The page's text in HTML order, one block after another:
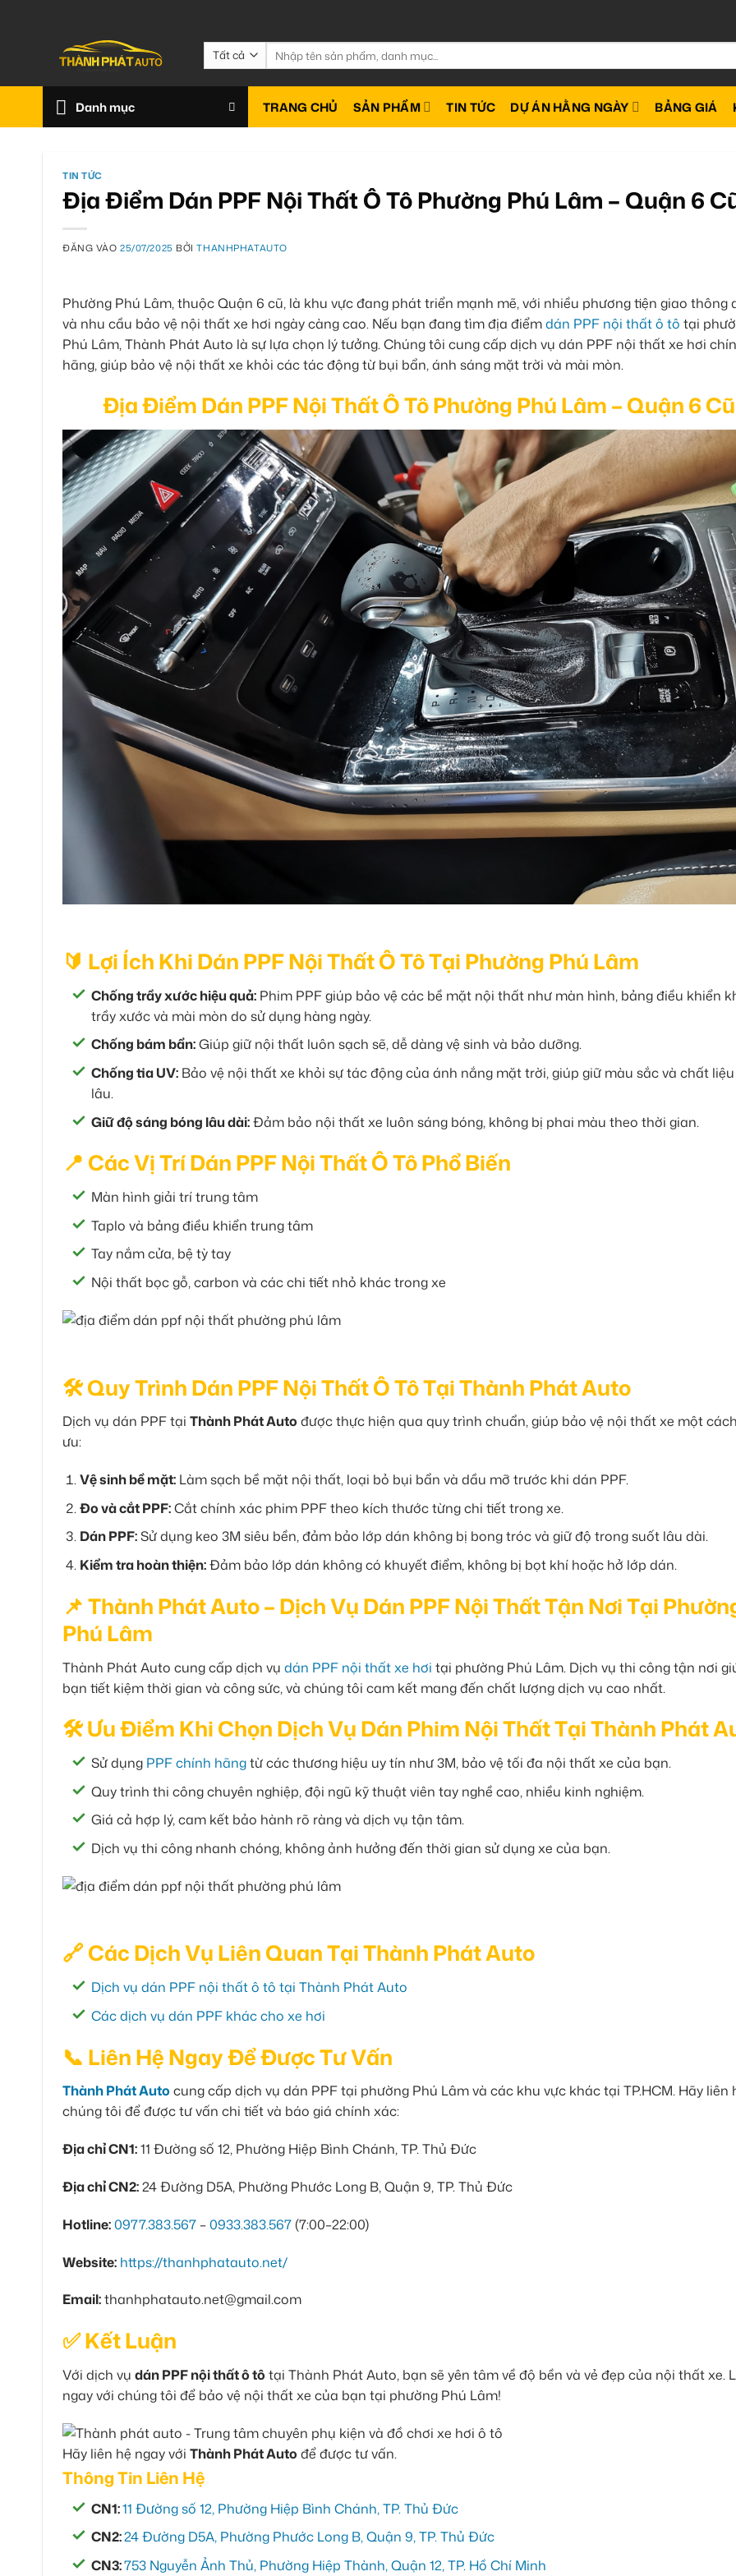
Tìm
kiếm:
Danh mục TRANG CHỦ SẢN PHẨM TIN TỨC DỰ ÁN HẰNG NGÀY BẢNG GIÁ
TIN TỨC
Địa Điểm Dán PPF Nội Thất Ô Tô Phường Phú Lâm – Quận 6
ĐĂNG VÀO25/07/2025 BỞITHANHPHATAUTO
Phường Phú Lâm, thuộc Quận 6 cũ, là khu vực đang phát triển mạnh mẽ, với nhiều phương tiện giao thông
và nhu cầu bảo vệ nội thất xe hơi ngày càng cao. Nếu bạn đang tìm địa điểmdán PPF nội thất ô tô tại
Phú Lâm, Thành Phát Auto là sự lựa chọn lý tưởng. Chúng tôi cung cấp dịch vụ dán PPF nội thất xe hơi
hãng, giúp bảo vệ nội thất xe khỏi các tác động từ bụi bẩn, ánh sáng mặt trời và mài mòn.
Địa Điểm Dán PPF Nội Thất Ô Tô Phường Phú Lâm – Quận 6 Cũ
🔰 Lợi Ích Khi Dán PPF Nội Thất Ô Tô Tại Phường Phú Lâm
Chống trầy xước hiệu quả: Phim PPF giúp bảo vệ các bề mặt nội thất như màn hình, bảng điều khiển
trầy xước và mài mòn do sử dụng hàng ngày.
Chống bám bẩn:Giúp giữ nội thất luôn sạch sẽ, dễ dàng vệ sinh và bảo dưỡng.
Chống tia UV: Bảo vệ nội thất xe khỏi sự tác động của ánh nắng mặt trời, giúp giữ màu sắc và chất
lâu.
Giữ độ sáng bóng lâu dài:Đảm bảo nội thất xe luôn sáng bóng, không bị phai màu theo thời gian.
📍 Các Vị Trí Dán PPF Nội Thất Ô Tô Phổ Biến
Màn hình giải trí trung tâm
Taplo và bảng điều khiển trung tâm
Tay nắm cửa, bệ tỳ tay
Nội thất bọc gỗ, carbon và các chi tiết nhỏ khác trong xe
🛠 Quy Trình Dán PPF Nội Thất Ô Tô Tại Thành Phát Auto
Dịch vụ dán PPF tại Thành Phát Auto được thực hiện qua quy trình chuẩn, giúp bảo vệ nội thất xe một
ưu:
Vệ sinh bề mặt:Làm sạch bề mặt nội thất, loại bỏ bụi bẩn và dầu mỡ trước khi dán PPF.
Đo và cắt PPF:Cắt chính xác phim PPF theo kích thước từng chi tiết trong xe.
Dán PPF:Sử dụng keo 3M siêu bền, đảm bảo lớp dán không bị bong tróc và giữ độ trong suốt lâu dài.
Kiểm tra hoàn thiện:Đảm bảo lớp dán không có khuyết điểm, không bị bọt khí hoặc hở lớp dán.
📌 Thành Phát Auto – Dịch Vụ Dán PPF Nội Thất Tận Nơi Tại
Phú Lâm
Thành Phát Auto cung cấp dịch vụ dán PPF nội thất xe hơi tại phường Phú Lâm. Dịch vụ thi công tận nơi
bạn tiết kiệm thời gian và công sức, và chúng tôi cam kết mang đến chất lượng dịch vụ cao nhất.
🛠 Ưu Điểm Khi Chọn Dịch Vụ Dán Phim Nội Thất Tại Thành Phát
Sử dụng PPF chính hãngtừ các thương hiệu uy tín như 3M, bảo vệ tối đa nội thất xe của bạn.
Quy trình thi công chuyên nghiệp, đội ngũ kỹ thuật viên tay nghề cao, nhiều kinh nghiệm.
Giá cả hợp lý, cam kết bảo hành rõ ràng và dịch vụ tận tâm.
Dịch vụ thi công nhanh chóng, không ảnh hưởng đến thời gian sử dụng xe của bạn.
🔗 Các Dịch Vụ Liên Quan Tại Thành Phát Auto
Dịch vụ dán PPF nội thất ô tô tại Thành Phát Auto
Các dịch vụ dán PPF khác cho xe hơi
📞 Liên Hệ Ngay Để Được Tư Vấn
Thành Phát Autocung cấp dịch vụ dán PPF tại phường Phú Lâm và các khu vực khác tại TP.HCM. Hãy liên
chúng tôi để được tư vấn chi tiết và báo giá chính xác:
Địa chỉ CN1:11 Đường số 12, Phường Hiệp Bình Chánh, TP. Thủ Đức
Địa chỉ CN2:24 Đường D5A, Phường Phước Long B, Quận 9, TP. Thủ Đức
Hotline:0977.383.567 –0933.383.567(7:00–22:00)
Website: https://thanhphatauto.net/
Email:thanhphatauto.net@gmail.com
✅ Kết Luận
Với dịch vụ dán PPF nội thất ô tô tại Thành Phát Auto, bạn sẽ yên tâm về độ bền và vẻ đẹp của nội thất xe.
ngay với chúng tôi để bảo vệ nội thất xe của bạn tại phường Phú Lâm!
Hãy liên hệ ngay với Thành Phát Auto để được tư vấn.
Thông Tin Liên Hệ
CN1:11 Đường số 12, Phường Hiệp Bình Chánh, TP. Thủ Đức
CN2:24 Đường D5A, Phường Phước Long B, Quận 9, TP. Thủ Đức
CN3:753 Nguyễn Ảnh Thủ, Phường Hiệp Thành, Quận 12, TP. Hồ Chí Minh